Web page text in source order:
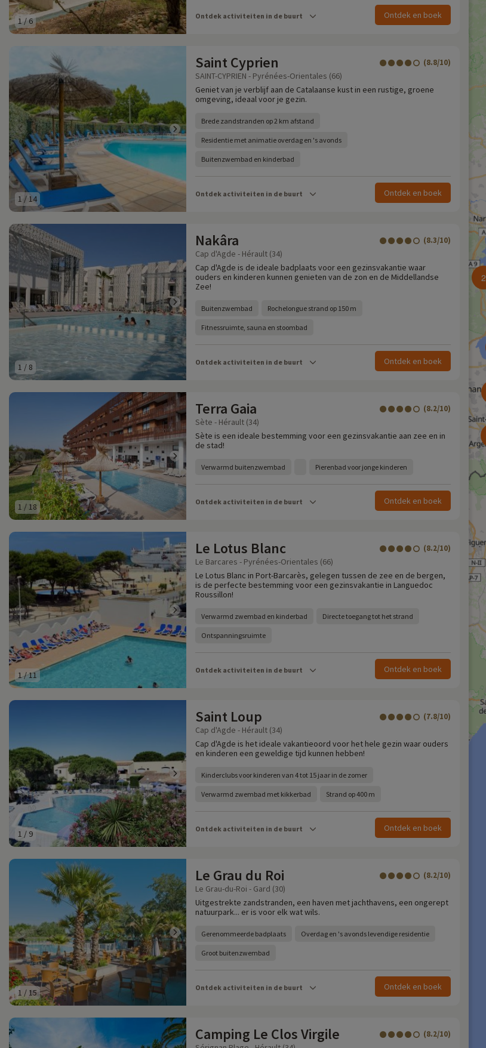
1 /6 Ontdek activiteiten in de buurt Ontdek en boek
1 /14
Saint Cyprien (8.8/10)
SAINT-CYPRIEN - Pyrénées-Orientales (66)
Geniet van je verblijf aan de Catalaanse kust in een rustige, groene
omgeving, ideaal voor je gezin.
Brede zandstranden op 2 km afstand
Residentie met animatie overdag en 's avonds
Buitenzwembad en kinderbad
Ontdek activiteiten in de buurt Ontdek en boek
1 / 8
Nakâra (8.3/10)
Cap d'Agde - Hérault (34)
Cap d'Agde is de ideale badplaats voor een gezinsvakantie waar
ouders en kinderen kunnen genieten van de zon en de Middellandse
Zee!
Buitenzwembad Rochelongue strand op 150 m
Fitnessruimte, sauna en stoombad
Ontdek activiteiten in de buurt Ontdek en boek
1 /18
Terra Gaia (8.2/10)
Sète - Hérault (34)
Sète is een ideale bestemming voor een gezinsvakantie aan zee en in
de stad!
Verwarmd buitenzwembad Pierenbad voor jonge kinderen
Ontdek activiteiten in de buurt Ontdek en boek
1/11
Le Lotus Blanc (8.2/10)
Le Barcares - Pyrénées-Orientales (66)
Le Lotus Blanc in Port-Barcarès, gelegen tussen de zee en de bergen,
is de perfecte bestemming voor een gezinsvakantie in Languedoc
Roussillon!
Verwarmd zwembad en kinderbad Directe toegang tot het strand
Ontspanningsruimte
Ontdek activiteiten in de buurt Ontdek en boek
1 / 9
Saint Loup (7.8/10)
Cap d'Agde - Hérault (34)
Cap d'Agde is het ideale vakantieoord voor het hele gezin waar ouders
en kinderen een geweldige tijd kunnen hebben!
Kinderclubs voor kinderen van 4 tot 15 jaar in de zomer
Verwarmd zwembad met kikkerbad Strand op 400 m
Ontdek activiteiten in de buurt Ontdek en boek
1 / 15
Le Grau du Roi (8.2/10)
Le Grau-du-Roi - Gard (30)
Uitgestrekte zandstranden, een haven met jachthavens, een ongerept
natuurpark... er is voor elk wat wils.
Gerenommeerde badplaats Overdag en 's avonds levendige residentie
Groot buitenzwembad
Ontdek activiteiten in de buurt Ontdek en boek
Camping Le Clos Virgile (8.2/10)
2